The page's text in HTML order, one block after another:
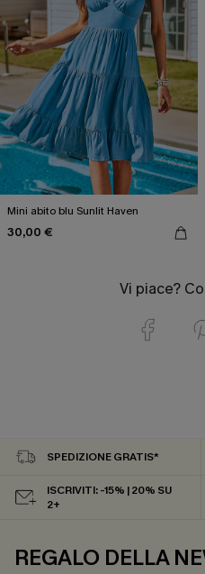
Mini abito blu Sunlit Haven
30,00 €
Vi piace?
SPEDIZIONE GRATIS*
ISCRIVITI: -15% | 20% SU
2+
REGALO DELLA